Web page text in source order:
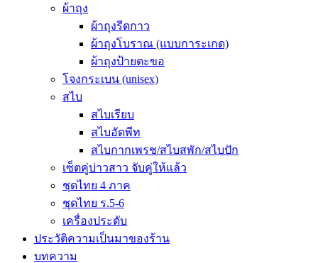
ผ้าถุง
ผ้าถุงรีดกาว
ผ้าถุงโบราณ (แบบการะเกด)
ผ้าถุงป้ายตะขอ
โจงกระเบน (unisex)
สไบ
สไบเรียบ
สไบอัดพีท
สไบกากเพรช/สไบสพัก/สไบปัก
เซ็ตคู่บ่าวสาว จับคู่ให้แล้ว
ชุดไทย 4 ภาค
ชุดไทย ร.5-6
เครื่องประดับ
ประวัติความเป็นมาของร้าน
บทความ